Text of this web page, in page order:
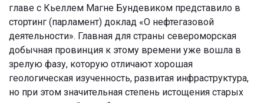
главе с Кьеллем Магне Бундевиком представило в
стортинг (парламент) доклад «О нефтегазовой
деятельности». Главная для страны североморская
добычная провинция к этому времени уже вошла в
зрелую фазу, которую отличают хорошая
геологическая изученность, развитая инфраструктура,
но при этом значительная степень истощения старых